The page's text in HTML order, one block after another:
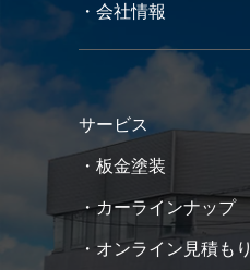
・会社情報
サービス
・板金塗装
・カーラインナップ
・オンライン見積もり